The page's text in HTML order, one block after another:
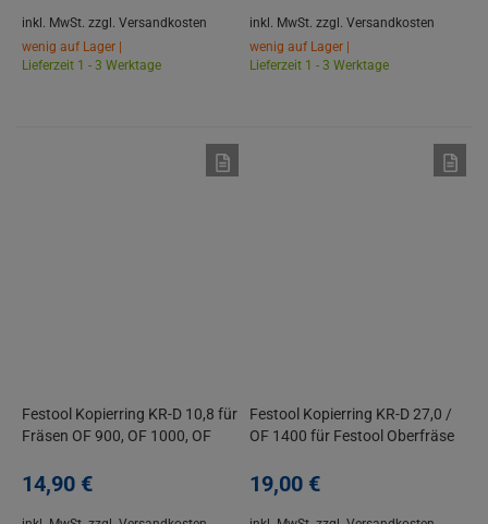
inkl. MwSt. zzgl. Versandkosten
wenig auf Lager |
Lieferzeit 1 - 3 Werktage
inkl. MwSt. zzgl. Versandkosten
wenig auf Lager |
Lieferzeit 1 - 3 Werktage
Festool Kopierring KR-D 10,8 für
Fräsen OF 900, OF 1000, OF
14,90 €
Festool Kopierring KR-D 27,0 /
OF 1400 für Festool Oberfräse
19,00 €